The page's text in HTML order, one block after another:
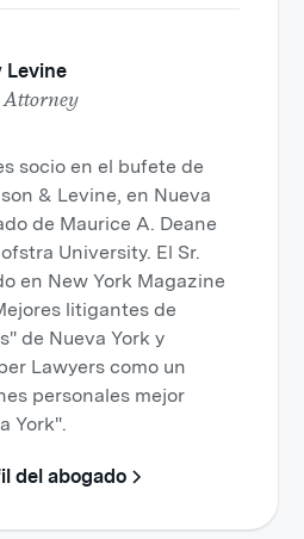
Levine
Attorney
socio en el bufete de
& Levine, en Nueva
de Maurice A. Deane
University. El Sr.
en New York Magazine
litigantes de
de Nueva York y
Lawyers como un
personales mejor
York".
del abogado